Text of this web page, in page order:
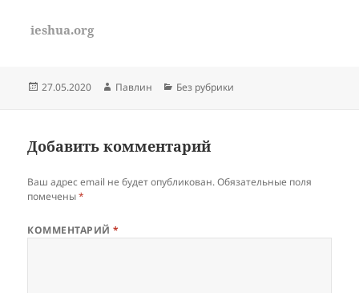
ieshua.org
Опубликовано
27.05.2020 Автор
Павлин Рубрики
Без рубрики
Добавить комментарий
Ваш адрес email не будет опубликован. Обязательные поля
помечены*
КОММЕНТАРИЙ*